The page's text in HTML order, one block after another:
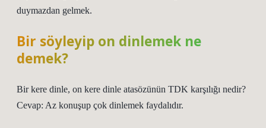
duymazdan gelmek.
Bir söyleyip on dinlemek ne
demek?
Bir kere dinle, on kere dinle atasözünün TDK karşılığı nedir?
Cevap: Az konuşup çok dinlemek faydalıdır.